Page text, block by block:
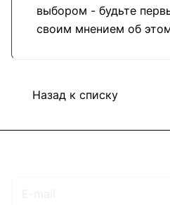
выбором - будьте
своим мнением об
Назад к списку